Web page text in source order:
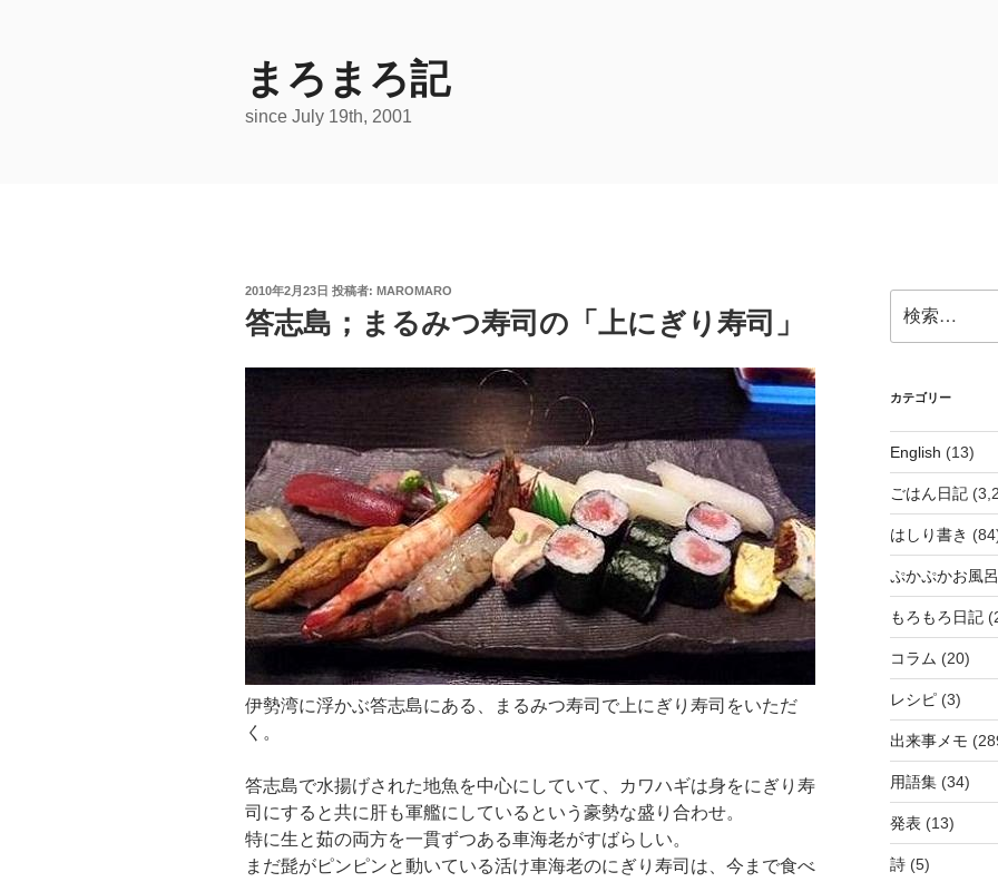
まろまろ記
since July 19th, 2001
投
稿
日:
2010年2月23日 投稿者: MAROMARO
答志島；まるみつ寿司の「上にぎり寿司」
伊勢湾に浮かぶ答志島にある、まるみつ寿司で上にぎり寿司をいただ
く。
答志島で水揚げされた地魚を中心にしていて、カワハギは身をにぎり寿
司にすると共に肝も軍艦にしているという豪勢な盛り合わせ。
特に生と茹の両方を一貫ずつある車海老がすばらしい。
まだ髭がピンピンと動いている活け車海老のにぎり寿司は、今まで食べ
索:
カテゴリー
English (13)
ごはん日記
はしり書き
ぷかぷかお風
もろもろ日記
コラム (20)
レシピ(3)
出来事メモ
用語集(34)
発表 (13)
詩(5)